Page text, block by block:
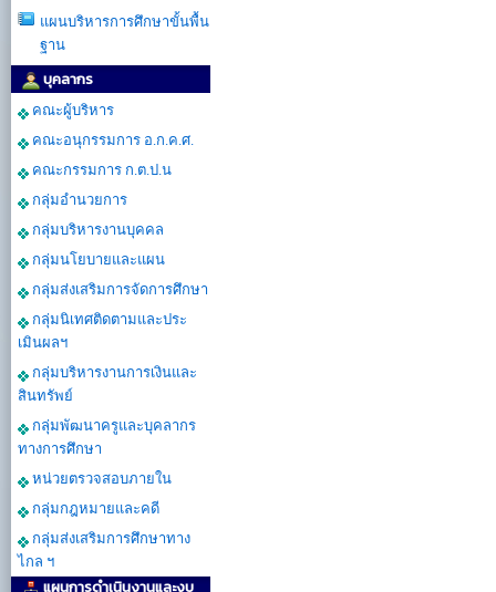
แผนบริหารการศึกษาขั้นพื้น
ฐาน
บุคลากร
คณะผู้บริหาร
คณะอนุกรรมการ อ.ก.ค.ศ.
คณะกรรมการ ก.ต.ป.น
กลุ่มอำนวยการ
กลุ่มบริหารงานบุคคล
กลุ่มนโยบายและแผน
กลุ่มส่งเสริมการจัดการศึกษา
กลุ่มนิเทศติดตามและประ
เมินผลฯ
กลุ่มบริหารงานการเงินและ
สินทรัพย์
กลุ่มพัฒนาครูและบุคลากร
ทางการศึกษา
หน่วยตรวจสอบภายใน
กลุ่มกฎหมายและคดี
กลุ่มส่งเสริมการศึกษาทาง
ไกล ฯ
แผนการดำเนินงานและงบ